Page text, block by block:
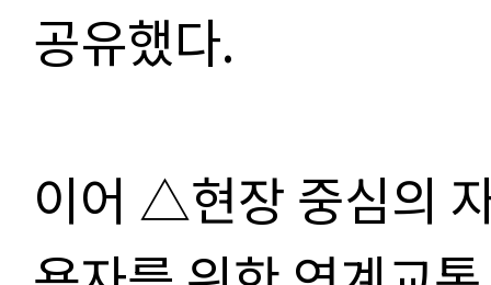
공유했다.
이어 △현장 중심의